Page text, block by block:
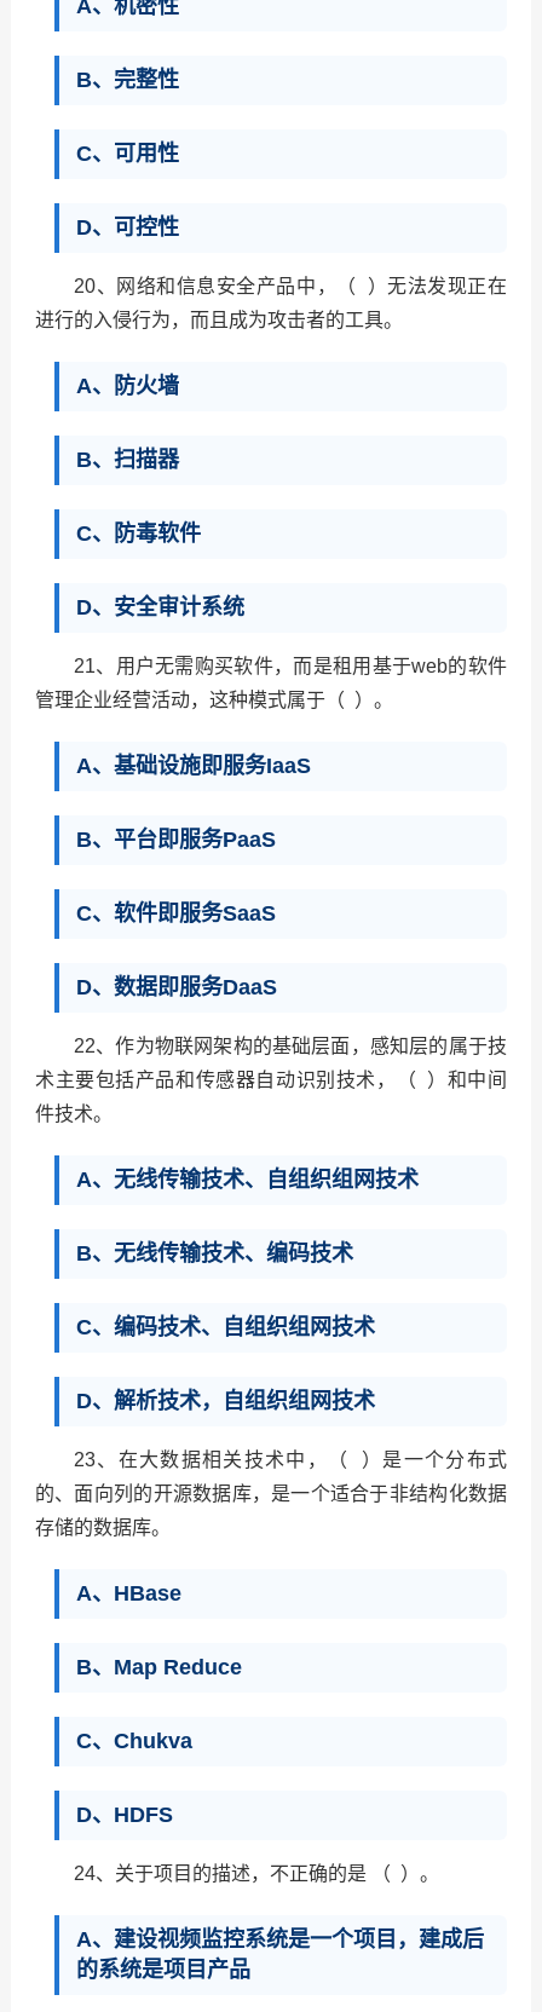
A、机密性
B、完整性
C、可用性
D、可控性
20、网络和信息安全产品中，（ ）无法发现正在
进行的入侵行为，而且成为攻击者的工具。
A、防火墙
B、扫描器
C、防毒软件
D、安全审计系统
21、用户无需购买软件，而是租用基于web的软件
管理企业经营活动，这种模式属于（ ）。
A、基础设施即服务IaaS
B、平台即服务PaaS
C、软件即服务SaaS
D、数据即服务DaaS
22、作为物联网架构的基础层面，感知层的属于技
术主要包括产品和传感器自动识别技术，（ ）和中间
件技术。
A、无线传输技术、自组织组网技术
B、无线传输技术、编码技术
C、编码技术、自组织组网技术
D、解析技术，自组织组网技术
23、在大数据相关技术中，（ ）是一个分布式
的、面向列的开源数据库，是一个适合于非结构化数据
存储的数据库。
A、HBase
B、Map Reduce
C、Chukva
D、HDFS
24、关于项目的描述，不正确的是 （ ）。
A、建设视频监控系统是一个项目，建成后
的系统是项目产品